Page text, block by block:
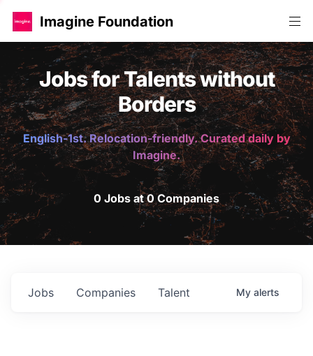
Imagine Foundation
Jobs for Talents without
Borders
English-1st. Relocation-friendly. Curated daily by
Imagine.
0 Jobs at 0 Companies
Jobs Companies Talent My alerts